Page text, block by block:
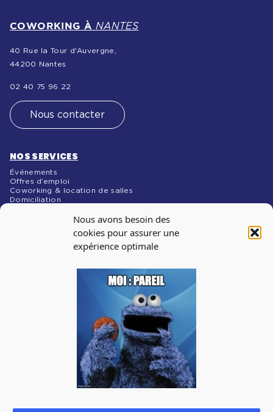
Nous avons besoin des
cookies pour assurer une
expérience optimale
COWORKING À NANTES
40 Rue la Tour d'Auvergne,
44200 Nantes
02 40 75 96 22
Nous contacter
NOS SERVICES
Événements
Offres d’emploi
Coworking & location de salles
Domiciliation
Abonnez-vous à notre newsletter pour recevoir les infos
sur les évènements, les offres d’emploi
J'accepte de recevoir la newsletter de La Cantine et je prends
connaissance de lapolitique de confidentialité.
Vous pouvez à tout moment utiliser le lien de désabonnement